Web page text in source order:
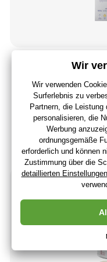
Kendamil Premium 4
,37 €
,50 €(-15 %)
,40 €ohne MwSt
+ 12 Punkte
Auf Lager > 5 Stücke
-8%